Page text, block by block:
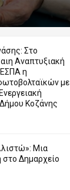
Στο
Αναπτυξιακή
η
με
Κοζάνης
Μια
στο Δημαρχείο